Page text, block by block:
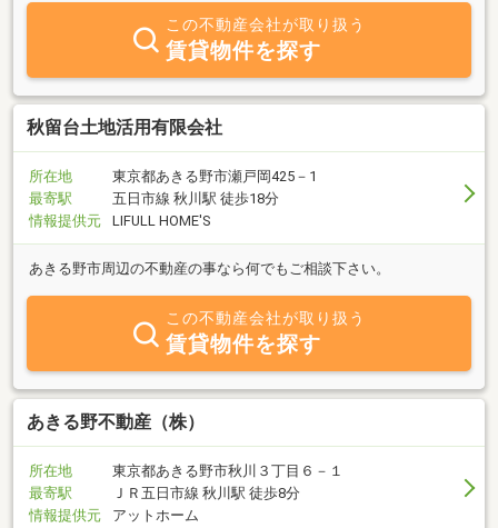
この不動産会社が取り扱う
賃貸物件を探す
秋留台土地活用有限会社
所在地
東京都あきる野市瀬戸岡425－1
最寄駅
五日市線 秋川駅 徒歩18分
情報提供元
LIFULL HOME'S
あきる野市周辺の不動産の事なら何でもご相談下さい。
この不動産会社が取り扱う
賃貸物件を探す
あきる野不動産（株）
所在地
東京都あきる野市秋川３丁目６－１
最寄駅
ＪＲ五日市線 秋川駅 徒歩8分
情報提供元
アットホーム